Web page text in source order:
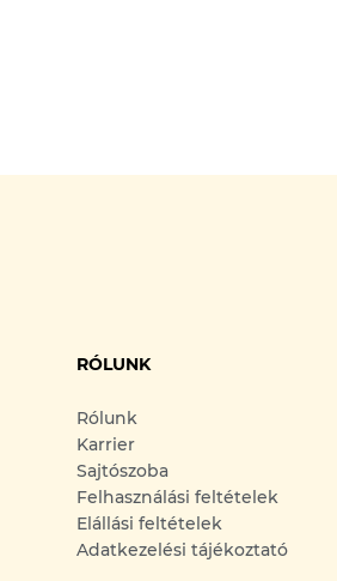
RÓLUNK
Rólunk
Karrier
Sajtószoba
Felhasználási feltételek
Elállási feltételek
Adatkezelési tájékoztató